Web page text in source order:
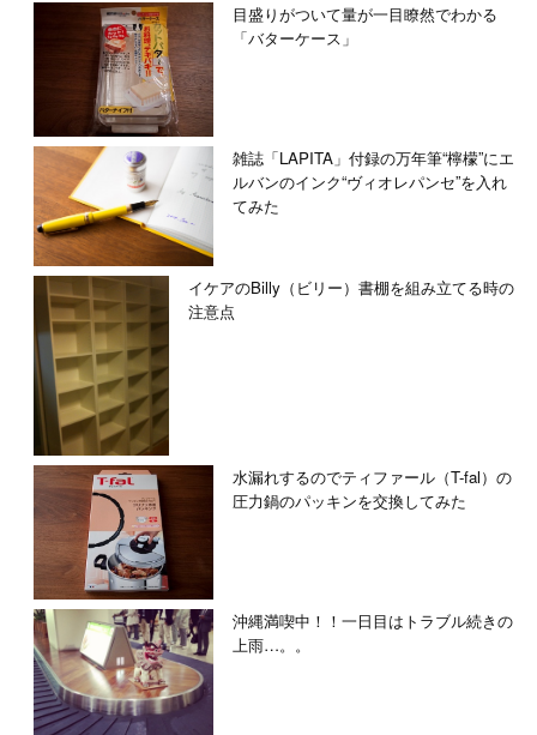
目盛りがついて量が一目瞭然でわかる
「バターケース」
雑誌「LAPITA」付録の万年筆“檸檬”にエ
ルバンのインク“ヴィオレパンセ”を入れ
てみた
イケアのBilly（ビリー）書棚を組み立てる時の
注意点
水漏れするのでティファール（T-fal）の
圧力鍋のパッキンを交換してみた
沖縄満喫中！！一日目はトラブル続きの
上雨…。。